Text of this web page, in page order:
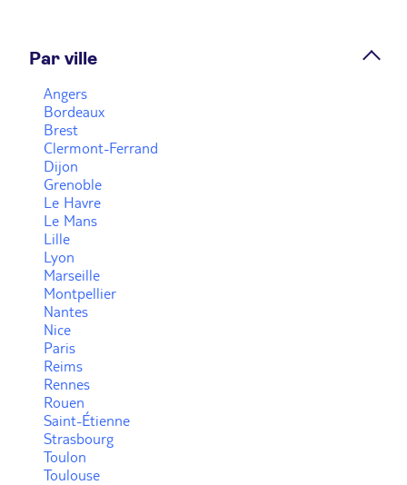
Agence de voyage TUI STORE Faches-Thumesnil
Fermé.
Centre Commercial Auchan Faches, Centre
Commercial Auchan 59155 Faches Thumesnil
Agence de voyage TUI STORE Seclin
Fermé.
2 Rue Roger Bouvry 59113 Seclin
Par ville
Angers
Bordeaux
Brest
Clermont-Ferrand
Dijon
Grenoble
Le Havre
Le Mans
Lille
Lyon
Marseille
Montpellier
Nantes
Nice
Paris
Reims
Rennes
Rouen
Saint-Étienne
Strasbourg
Toulon
Toulouse